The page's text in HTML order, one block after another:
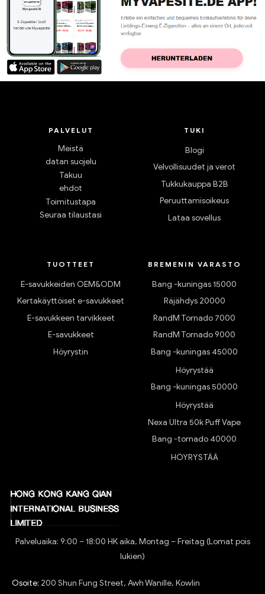
PALVELUT
Meistä
datan suojelu
Takuu
ehdot
Toimitustapa
Seuraa tilaustasi
TUKI
Blogi
Velvollisuudet ja verot
Tukkukauppa B2B
Peruuttamisoikeus
Lataa sovellus
TUOTTEET
E-savukkeiden OEM&ODM
Kertakäyttöiset e-savukkeet
E-savukkeen tarvikkeet
E-savukkeet
Höyrystin
BREMENIN VARASTO
Bang -kuningas 15000
Räjähdys 20000
RandM Tornado 7000
RandM Tornado 9000
Bang -kuningas 45000
Höyrystää
Bang -kuningas 50000
Höyrystää
Nexa Ultra 50k Puff Vape
Bang -tornado 40000
HÖYRYSTÄÄ
Palveluaika: 9:00 – 18:00 HK aika, Montag – Freitag (Lomat pois
lukien)
Osoite: 200 Shun Fung Street, Awh Wanille, Kowlin